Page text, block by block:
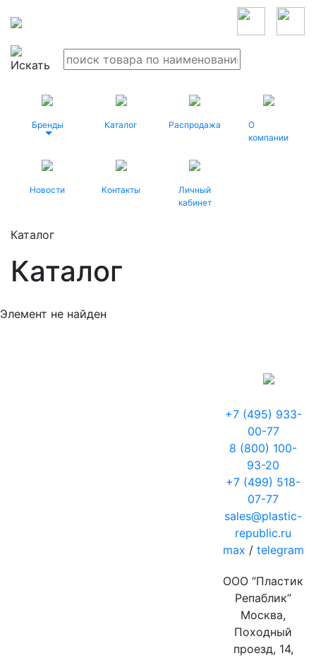
Бренды Каталог Распродажа
О
компании
Новости Контакты
Личный
кабинет
Каталог
Каталог
Элемент не найден
+7 (495) 933-
00-77
8 (800) 100-
93-20
+7 (499) 518-
07-77
sales@plastic-
republic.ru
max / telegram
ООО “Пластик
Репаблик”
Москва,
Походный
проезд, 14,